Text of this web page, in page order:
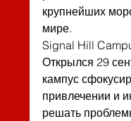
крупнейших
мире.
Signal Hill
Открылся 29
кампус
привлечении и
решать